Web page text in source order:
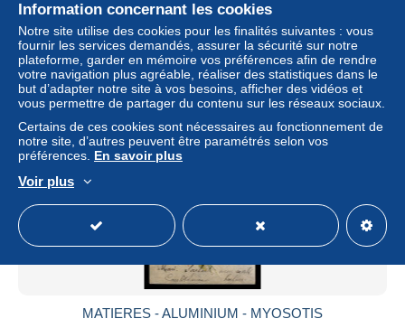
± 7,86 $US
Statut Professionnel
Nouveau
MATIERES - ALUMINIUM - MYOSOTIS
Information concernant les cookies
Notre site utilise des cookies pour les finalités suivantes : vous
fournir les services demandés, assurer la sécurité sur notre
plateforme, garder en mémoire vos préférences afin de rendre
votre navigation plus agréable, réaliser des statistiques dans le
but d’adapter notre site à vos besoins, afficher des vidéos et
vous permettre de partager du contenu sur les réseaux sociaux.
Certains de ces cookies sont nécessaires au fonctionnement de
notre site, d’autres peuvent être paramétrés selon vos
préférences. En savoir plus
Voir plus